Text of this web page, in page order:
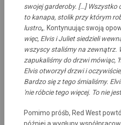
swojej garderoby. […] Wszystko
to kanapa, stolik przy którym
lustro„. Kontynuując swoją
więc, Elvis i Juliet siedzieli
wszyscy staliśmy na zewnątrz.
zapukaliśmy do drzwi mówiąc,
Elvis otworzył drzwi i
Bardzo się z tego śmialiśmy.
'nie róbcie tego więcej. To nie
Pomimo próśb, Red West